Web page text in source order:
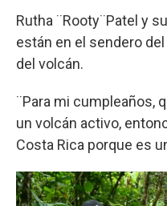
Rutha ¨Rooty¨Patel y
están en el sendero
del volcán.
¨Para mi cumpleaños,
un volcán activo,
Costa Rica porque es